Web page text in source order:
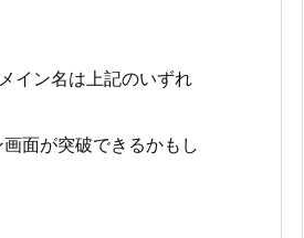
イン名は上記のいずれ
面が突破できるかもし